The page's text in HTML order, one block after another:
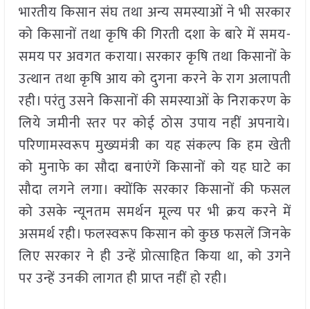
भारतीय किसान संघ तथा अन्य समस्याओं ने भी सरकार
को किसानों तथा कृषि की गिरती दशा के बारे में समय-
समय पर अवगत कराया। सरकार कृषि तथा किसानों के
उत्थान तथा कृषि आय को दुगना करने के राग अलापती
रही। परंतु उसने किसानों की समस्याओं के निराकरण के
लिये जमीनी स्तर पर कोई ठोस उपाय नहीं अपनाये।
परिणामस्वरूप मुख्यमंत्री का यह संकल्प कि हम खेती
को मुनाफे का सौदा बनाएंगें किसानों को यह घाटे का
सौदा लगने लगा। क्योंकि सरकार किसानों की फसल
को उसके न्यूनतम समर्थन मूल्य पर भी क्रय करने में
असमर्थ रही। फलस्वरूप किसान को कुछ फसलें जिनके
लिए सरकार ने ही उन्हें प्रोत्साहित किया था, को उगने
पर उन्हें उनकी लागत ही प्राप्त नहीं हो रही।